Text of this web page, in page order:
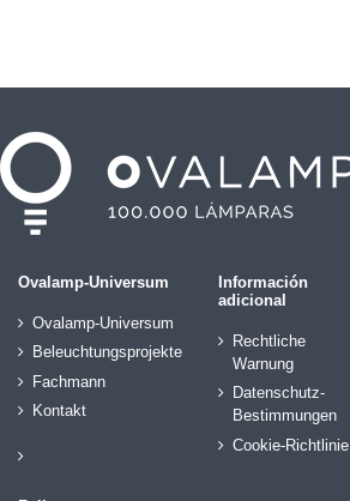
Ovalamp-Universum
Ovalamp-Universum
Beleuchtungsprojekte
Fachmann
Kontakt
Información
adicional
Rechtliche
Warnung
Datenschutz-
Bestimmungen
Cookie-Richtlinie